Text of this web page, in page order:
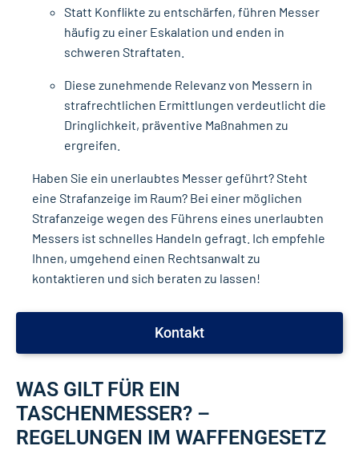
Statt Konflikte zu entschärfen, führen Messer
häufig zu einer Eskalation und enden in
schweren Straftaten.
Diese zunehmende Relevanz von Messern in
strafrechtlichen Ermittlungen verdeutlicht die
Dringlichkeit, präventive Maßnahmen zu
ergreifen.
Haben Sie ein unerlaubtes Messer geführt? Steht
eine Strafanzeige im Raum? Bei einer möglichen
Strafanzeige wegen des Führens eines unerlaubten
Messers ist schnelles Handeln gefragt. Ich empfehle
Ihnen, umgehend einen Rechtsanwalt zu
kontaktieren und sich beraten zu lassen!
Kontakt
WAS GILT FÜR EIN
TASCHENMESSER? –
REGELUNGEN IM WAFFENGESETZ